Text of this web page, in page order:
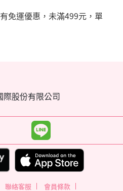
免運優惠，未滿499元，單
際股份有限公司
聯絡客服 會員條款